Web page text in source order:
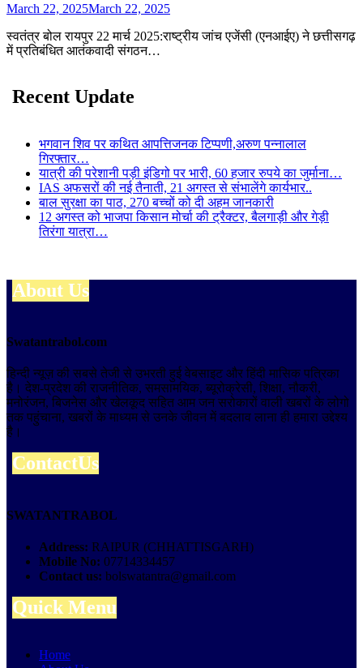
March 22, 2025March 22, 2025
स्वतंत्र बोल रायपुर 22 मार्च 2025:राष्ट्रीय जांच एजेंसी (एनआईए) ने छत्तीसगढ़
में प्रतिबंधित आतंकवादी संगठन…
Recent Update
भगवान शिव पर कथित आपत्तिजनक टिप्पणी,अरुण पन्नालाल
गिरफ्तार…
यात्री की परेशानी पड़ी इंडिगो पर भारी, 60 हजार रुपये का जुर्माना…
IAS अफसरों की नई तैनाती, 21 अगस्त से संभालेंगे कार्यभार..
बाल सुरक्षा का पाठ, 270 बच्चों को दी अहम जानकारी
12 अगस्त को भाजपा किसान मोर्चा की ट्रैक्टर, बैलगाड़ी और गेड़ी
तिरंगा यात्रा…
About Us
Swatantrabol.com
हिन्दी न्यूज़ की सबसे तेजी से उभरती हुई वेबसाइट और हिंदी मासिक पत्रिका
है। देश-प्रदेश की राजनीतिक, समसामयिक, ब्यूरोक्रेसी, शिक्षा, नौकरी,
मनोरंजन, बिजनेस और खेलकूद सहित आम जन सरोकारों वाली खबरों के लोगो
तक पहुंचाना, खबरों के माध्यम से उनके जीवन में बदलाव लाना ही हमारा उद्देश्य
है।
ContactUs
SWATANTRABOL
Address: RAIPUR (CHHATTISGARH)
Mobile No: 07714334457
Contact us: bolswatantra@gmail.com
Quick Menu
Home